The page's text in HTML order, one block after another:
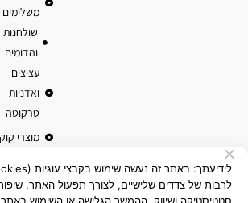
משלימים
שולחנות
והדומים
עציצים
ואדניות
טרקוטה
מוצרי
לרבות של צדדים שלישיים, לצורך תפעול האתר, שיפור